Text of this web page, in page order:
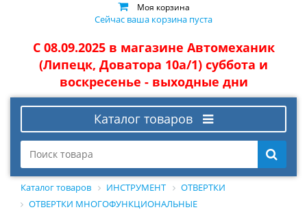
Моя корзина
Сейчас ваша корзина пуста
С 08.09.2025 в магазине Автомеханик
(Липецк, Доватора 10а/1) суббота и
воскресенье - выходные дни
Каталог товаров
Каталог товаров ИНСТРУМЕНТ
ОТВЕРТКИ
ОТВЕРТКИ МНОГОФУНКЦИОНАЛЬНЫЕ